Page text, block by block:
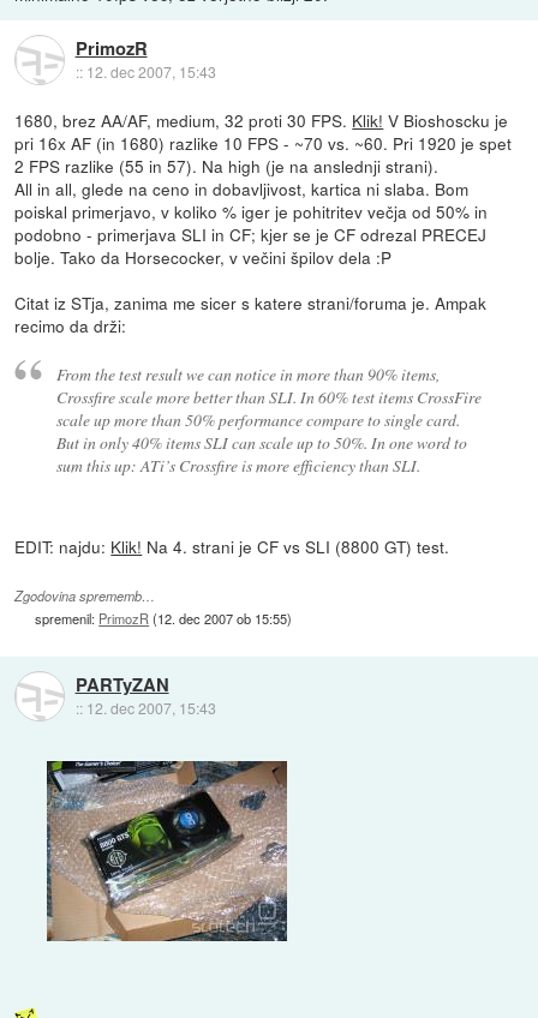
PrimozR
:: 12. dec 2007, 15:43
1680, brez AA/AF, medium, 32 proti 30 FPS. Klik! V Bioshoscku je
pri 16x AF (in 1680) razlike 10 FPS - ~70 vs. ~60. Pri 1920 je spet
2 FPS razlike (55 in 57). Na high (je na anslednji strani).
All in all, glede na ceno in dobavljivost, kartica ni slaba. Bom
poiskal primerjavo, v koliko % iger je pohitritev večja od 50% in
podobno - primerjava SLI in CF; kjer se je CF odrezal PRECEJ
bolje. Tako da Horsecocker, v večini špilov dela :P
Citat iz STja, zanima me sicer s katere strani/foruma je. Ampak
recimo da drži:
From the test result we can notice in more than 90% items,
Crossfire scale more better than SLI. In 60% test items CrossFire
scale up more than 50% performance compare to single card.
But in only 40% items SLI can scale up to 50%. In one word to
sum this up: ATi’s Crossfire is more efficiency than SLI.
EDIT: najdu: Klik! Na 4. strani je CF vs SLI (8800 GT) test.
Zgodovina sprememb…
spremenil: PrimozR(12. dec 2007 ob 15:55)
PARTyZAN
:: 12. dec 2007, 15:43